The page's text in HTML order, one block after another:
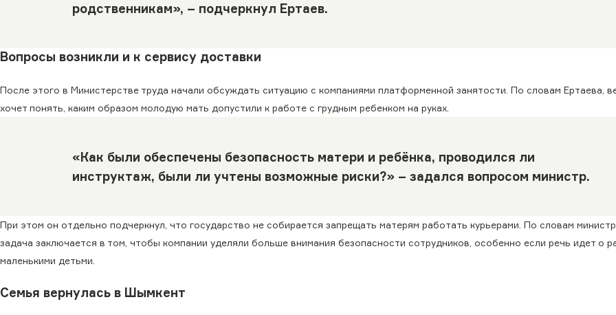
родственникам», – подчеркнул Ертаев.
Вопросы возникли и к сервису доставки
После этого в Министерстве труда начали обсуждать ситуацию с компаниями платформенной занятости. По словам Ертаева,
хочет понять, каким образом молодую мать допустили к работе с грудным ребенком на руках.
«Как были обеспечены безопасность матери и ребёнка, проводился ли
инструктаж, были ли учтены возможные риски?» – задался вопросом министр.
При этом он отдельно подчеркнул, что государство не собирается запрещать матерям работать курьерами. По словам
задача заключается в том, чтобы компании уделяли больше внимания безопасности сотрудников, особенно если речь идет о
маленькими детьми.
Семья вернулась в Шымкент